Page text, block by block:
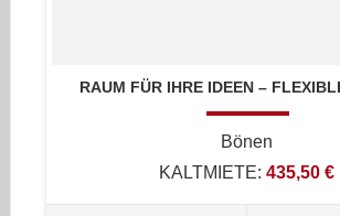
RAUM FÜR IHRE IDEEN –
Bönen
KALTMIETE: 435,50 €